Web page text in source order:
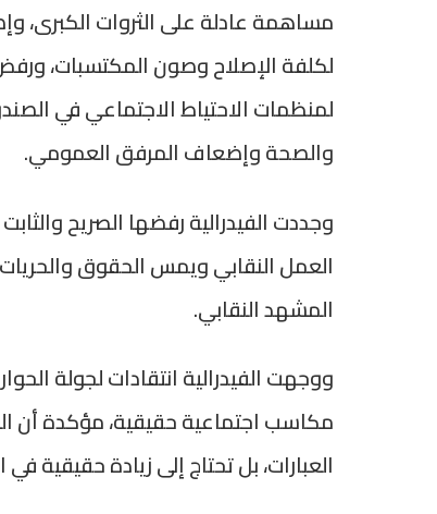
مساهمة عادلة على الثروات الكبرى،
لكلفة الإصلاح وصون المكتسبات،
لمنظمات الاحتياط الاجتماعي في
والصحة وإضعاف المرفق العمومي.
وجددت الفيدرالية رفضها الصريح
العمل النقابي ويمس الحقوق
المشهد النقابي.
ووجهت الفيدرالية انتقادات لجولة
مكاسب اجتماعية حقيقية، مؤكدة أن
العبارات، بل تحتاج إلى زيادة حقيقية